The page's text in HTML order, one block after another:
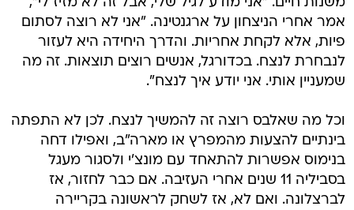
אמר אחרי הניצחון על ארגנטינה. "אני לא רוצה לסתום
פיות, אלא לקחת אחריות. והדרך היחידה היא לעזור
לנבחרת לנצח. בכדורגל, אנשים רוצים תוצאות. זה מה
שמעניין אותי. אני יודע איך לנצח".
וכל מה שאלבס רוצה זה להמשיך לנצח. לכן לא התפתה
בינתיים להצעות מהמפרץ או מארה"ב, ואפילו דחה
בנימוס אפשרות להתאחד עם מונצ'י ולסגור מעגל
בסביליה 11 שנים אחרי העזיבה. אם כבר לחזור, אז
לברצלונה. ואם לא, אז לשחק לראשונה בקריירה